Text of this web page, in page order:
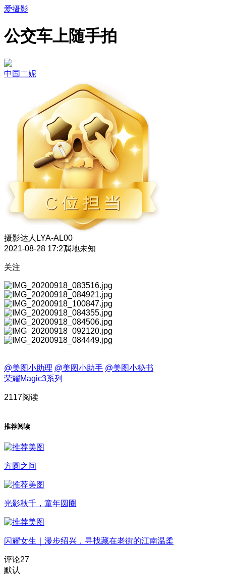
爱摄影
公交车上随手拍
中国二妮
摄影达人 LYA-AL00
2021-08-28 17:27属地未知
关注
@美图小助理 @美图小助手 @美图小秘书
荣耀Magic3系列
2117阅读
推荐阅读
方圆之间
光影秋千，童年圆圈
闪耀女生｜漫步绍兴，寻找藏在老街的江南温柔
评论27
默认